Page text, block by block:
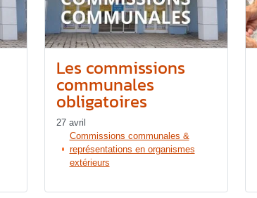
Les commissions
communales
obligatoires
27 avril
Commissions communales &
représentations en organismes
extérieurs